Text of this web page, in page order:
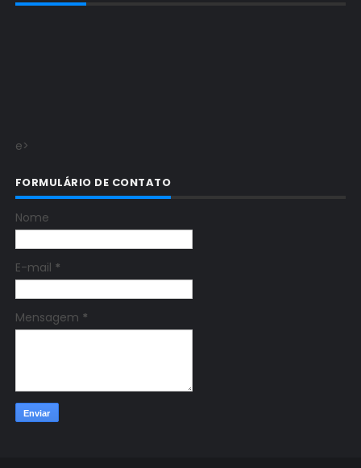
e>
FORMULÁRIO DE CONTATO
Nome
E-mail *
Mensagem *